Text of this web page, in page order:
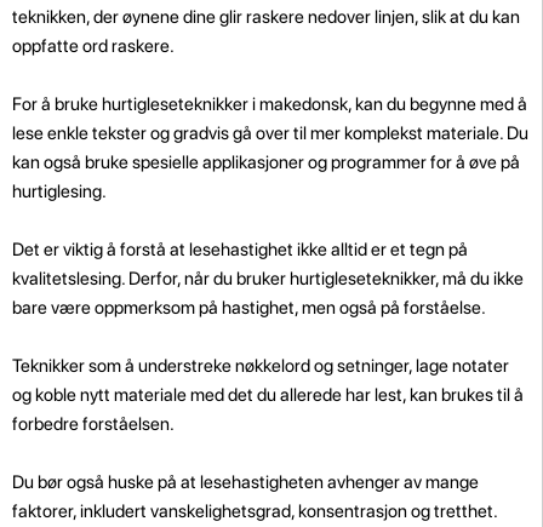
teknikken, der øynene dine glir raskere nedover linjen, slik at du kan
oppfatte ord raskere.
For å bruke hurtigleseteknikker i makedonsk, kan du begynne med å
lese enkle tekster og gradvis gå over til mer komplekst materiale. Du
kan også bruke spesielle applikasjoner og programmer for å øve på
hurtiglesing.
Det er viktig å forstå at lesehastighet ikke alltid er et tegn på
kvalitetslesing. Derfor, når du bruker hurtigleseteknikker, må du ikke
bare være oppmerksom på hastighet, men også på forståelse.
Teknikker som å understreke nøkkelord og setninger, lage notater
og koble nytt materiale med det du allerede har lest, kan brukes til å
forbedre forståelsen.
Du bør også huske på at lesehastigheten avhenger av mange
faktorer, inkludert vanskelighetsgrad, konsentrasjon og tretthet.